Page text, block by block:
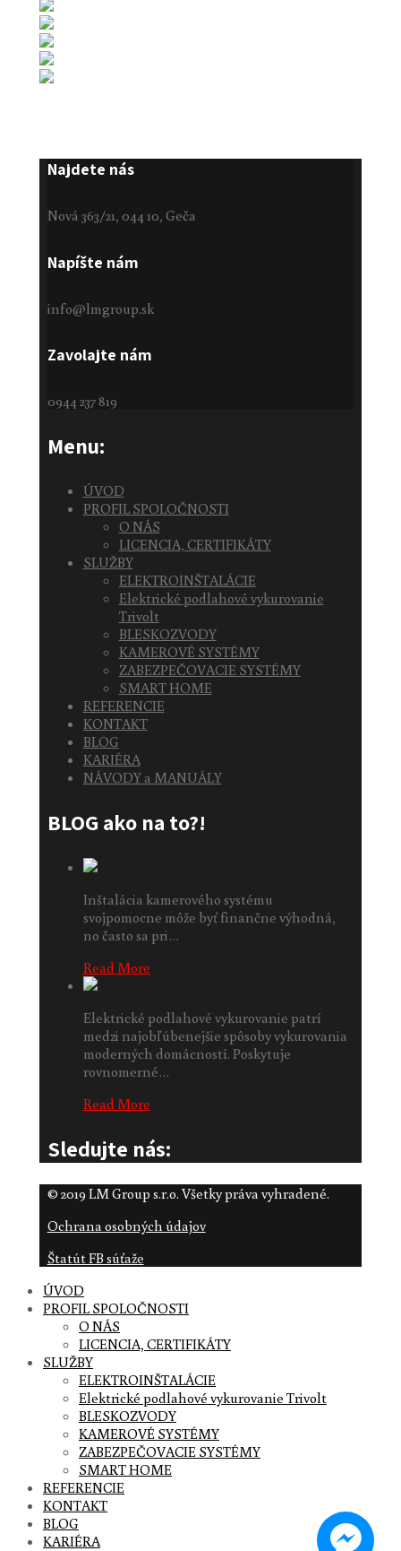
Najdete nás
Nová 363/21, 044 10, Geča
Napíšte nám
info@lmgroup.sk
Zavolajte nám
0944 237 819
Menu:
ÚVOD
PROFIL SPOLOČNOSTI
O NÁS
LICENCIA, CERTIFIKÁTY
SLUŽBY
ELEKTROINŠTALÁCIE
Elektrické podlahové vykurovanie
Trivolt
BLESKOZVODY
KAMEROVÉ SYSTÉMY
ZABEZPEČOVACIE SYSTÉMY
SMART HOME
REFERENCIE
KONTAKT
BLOG
KARIÉRA
NÁVODY a MANUÁLY
BLOG ako na to?!
Inštalácia kamerového systému
svojpomocne môže byť finančne výhodná,
no často sa pri…
Read More
Elektrické podlahové vykurovanie patrí
medzi najobľúbenejšie spôsoby vykurovania
moderných domácností. Poskytuje
rovnomerné…
Read More
Sledujte nás:
© 2019 LM Group s.r.o. Všetky práva vyhradené.
Ochrana osobných údajov
Štatút FB súťaže
ÚVOD
PROFIL SPOLOČNOSTI
O NÁS
LICENCIA, CERTIFIKÁTY
SLUŽBY
ELEKTROINŠTALÁCIE
Elektrické podlahové vykurovanie Trivolt
BLESKOZVODY
KAMEROVÉ SYSTÉMY
ZABEZPEČOVACIE SYSTÉMY
SMART HOME
REFERENCIE
KONTAKT
BLOG
KARIÉRA